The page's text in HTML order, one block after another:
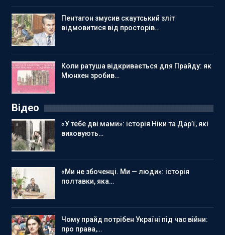
Пентагон змусив скаутський зліт
відмовитися від просторів…
Коли ратуша відкривається для Прайду: як
Мюнхен зробив…
Відео
«У тебе дві мами»: історія Ніки та Дар’ї, які
виховують…
«Ми не збоченці. Ми — люди»: історія
полтавки, яка…
Чому прайд потрібен Україні під час війни:
про права,…